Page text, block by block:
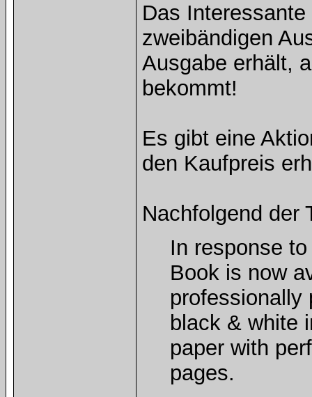
Das
zweibändigen
Ausgabe erhält,
bekommt!
Es gibt eine
den Kaufpreis
Nachfolgend der
In response
Book is now
professionally
black & white
paper with
pages.